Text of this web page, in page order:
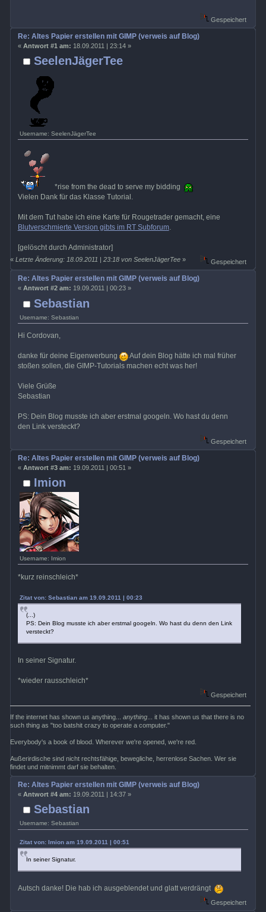
Gespeichert
SeelenJägerTee
Username: SeelenJägerTee
Re: Altes Papier erstellen mit GIMP (verweis auf Blog)
« Antwort #1 am: 18.09.2011 | 23:14 »
*rise from the dead to serve my bidding
Vielen Dank für das Klasse Tutorial.
Mit dem Tut habe ich eine Karte für Rougetrader gemacht, eine
Blutverschmierte Version gibts im RT Subforum.
[gelöscht durch Administrator]
«Letzte Änderung: 18.09.2011 | 23:18 von SeelenJägerTee » Gespeichert
Sebastian
Username: Sebastian
Re: Altes Papier erstellen mit GIMP (verweis auf Blog)
« Antwort #2 am: 19.09.2011 | 00:23 »
Hi Cordovan,
danke für deine Eigenwerbung
Auf dein Blog hätte ich mal früher
stoßen sollen, die GIMP-Tutorials machen echt was her!
Viele Grüße
Sebastian
PS: Dein Blog musste ich aber erstmal googeln. Wo hast du denn
den Link versteckt?
Gespeichert
Imion
Username: Imion
Re: Altes Papier erstellen mit GIMP (verweis auf Blog)
« Antwort #3 am: 19.09.2011 | 00:51 »
*kurz reinschleich*
Zitat von: Sebastian am 19.09.2011 | 00:23
(...)
PS: Dein Blog musste ich aber erstmal googeln. Wo hast du denn den Link
versteckt?
In seiner Signatur.
*wieder rausschleich*
Gespeichert
If the internet has shown us anything...anything ... it has shown us that there is no
such thing as "too batshit crazy to operate a computer."
Everybody's a book of blood. Wherever we're opened, we're red.
Außerirdische sind nicht rechtsfähige, bewegliche, herrenlose Sachen. Wer sie
findet und mitnimmt darf sie behalten.
Sebastian
Username: Sebastian
Re: Altes Papier erstellen mit GIMP (verweis auf Blog)
« Antwort #4 am: 19.09.2011 | 14:37 »
Zitat von: Imion am 19.09.2011 | 00:51
In seiner Signatur.
Autsch danke! Die hab ich ausgeblendet und glatt verdrängt
Gespeichert